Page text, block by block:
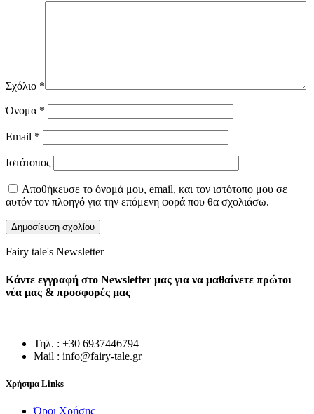
Σχόλιο *
Όνομα *
Email *
Ιστότοπος
Αποθήκευσε το όνομά μου, email, και τον ιστότοπο μου σε
αυτόν τον πλοηγό για την επόμενη φορά που θα σχολιάσω.
Fairy tale's Newsletter
Κάντε εγγραφή στο Newsletter μας για να μαθαίνετε πρώτοι
νέα μας & προσφορές μας
Τηλ. : +30 6937446794
Mail : info@fairy-tale.gr
Χρήσιμα Links
Όροι Χρήσης